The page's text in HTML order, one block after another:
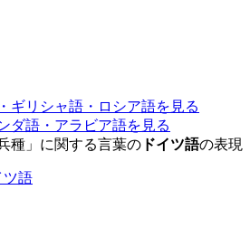
ギリシャ語・ロシア語を見る
ダ語・アラビア語を見る
種」に関する言葉の ドイツ語の表現
ツ語